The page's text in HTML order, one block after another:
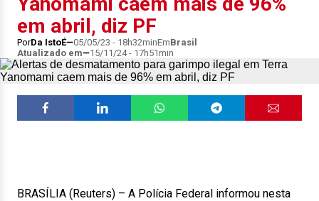
em abril, diz PF
PorDa IstoÉ 05/05/23 - 18h32minEmBrasil
Atualizado em
15/11/24 - 17h51min
BRASÍLIA (Reuters) – A Polícia Federal informou nesta